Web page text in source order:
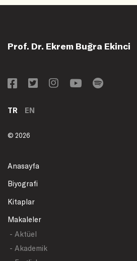
Prof. Dr. Ekrem Buğra Ekinci
TR EN
© 2026
Anasayfa
Biyografi
Kitaplar
Makaleler
- Aktüel
- Akademik